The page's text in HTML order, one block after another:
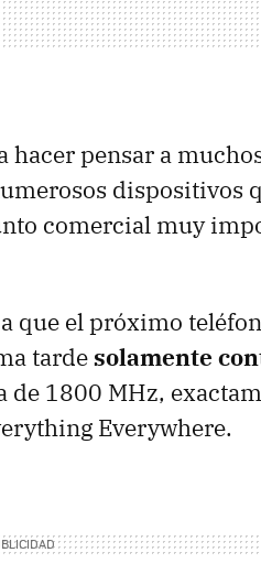
pensar a
dispositivos
comercial muy
que el próximo
tardesolamente
de 1800 MHz,
Everywhere.